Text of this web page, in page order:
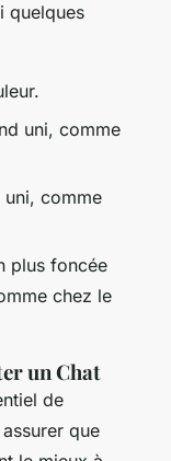
quelques
uni, comme
uni, comme
plus foncée
chez le
un Chat
de
que